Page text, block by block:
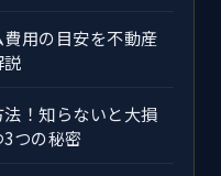
用の目安を不動産
！知らないと大損
つの秘密